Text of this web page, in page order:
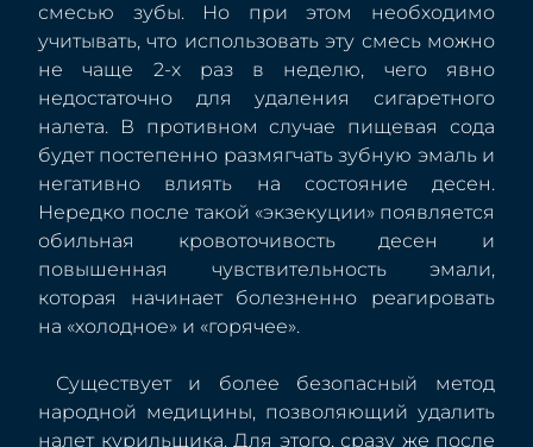
смесью зубы. Но при этом необходимо
учитывать, что использовать эту смесь можно
не чаще 2-х раз в неделю, чего явно
недостаточно для удаления сигаретного
налета. В противном случае пищевая сода
будет постепенно размягчать зубную эмаль и
негативно влиять на состояние десен.
Нередко после такой «экзекуции» появляется
обильная кровоточивость десен и
повышенная чувствительность эмали,
которая начинает болезненно реагировать
на «холодное» и «горячее».
Существует и более безопасный метод
народной медицины, позволяющий удалить
налет курильщика. Для этого, сразу же после